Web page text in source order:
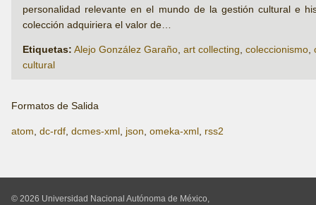
personalidad relevante en el mundo de la gestión cultural e
colección adquiriera el valor de…
Etiquetas: Alejo González Garaño art collecting coleccionismo
cultural
Formatos de Salida
atom, dc-rdf, dcmes-xml, json, omeka-xml, rss2
© 2026 Universidad Nacional Autónoma de México,